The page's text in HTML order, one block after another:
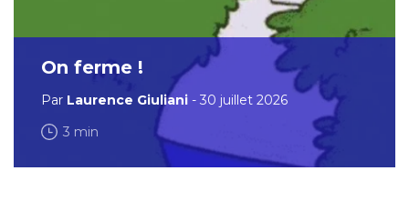
On ferme !
Par Laurence Giuliani - 30 juillet 2026
3 min